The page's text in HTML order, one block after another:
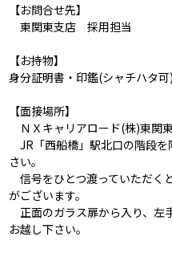
【お問合せ先】
東関東支店 採用担当
【お持物】
身分証明書・印鑑(シャチハタ可)
【面接場所】
ＮＸキャリアロード(株)東関
JR「西船橋」駅北口の階段
さい。
信号をひとつ渡っていただく
がございます。
正面のガラス扉から入り、左
お越し下さい。